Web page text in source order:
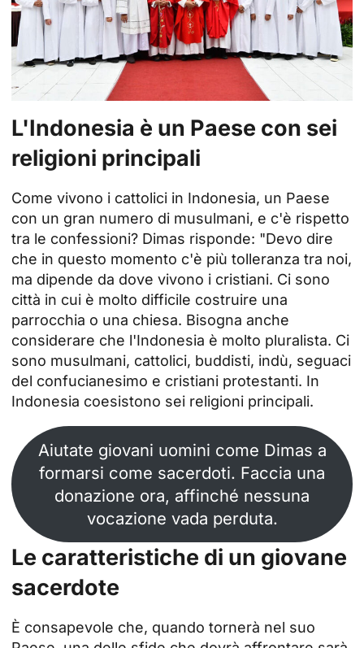
L'Indonesia è un Paese con sei
religioni principali
Come vivono i cattolici in Indonesia, un Paese
con un gran numero di musulmani, e c'è rispetto
tra le confessioni? Dimas risponde: "Devo dire
che in questo momento c'è più tolleranza tra noi,
ma dipende da dove vivono i cristiani. Ci sono
città in cui è molto difficile costruire una
parrocchia o una chiesa. Bisogna anche
considerare che l'Indonesia è molto pluralista. Ci
sono musulmani, cattolici, buddisti, indù, seguaci
del confucianesimo e cristiani protestanti. In
Indonesia coesistono sei religioni principali.
Aiutate giovani uomini come Dimas a
formarsi come sacerdoti. Faccia una
donazione ora, affinché nessuna
vocazione vada perduta.
Le caratteristiche di un giovane
sacerdote
È consapevole che, quando tornerà nel suo